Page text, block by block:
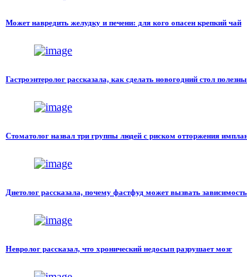
Может навредить желудку и печени: для кого опасен крепкий чай
Гастроэнтеролог рассказала, как сделать новогодний стол
Стоматолог назвал три группы людей с риском отторжения
Диетолог рассказала, почему фастфуд может вызвать зависимость
Невролог рассказал, что хронический недосып разрушает мозг